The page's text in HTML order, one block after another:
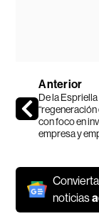
Anterior
De la
con foco en
empresa y
noticias